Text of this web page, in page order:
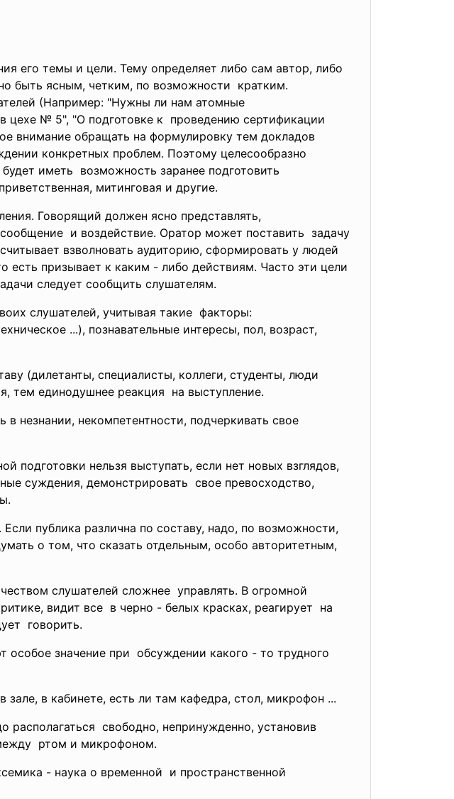
его темы и цели. Тему определяет либо сам автор, либо
быть ясным, четким, по возможности кратким.
(Например: "Нужны ли нам атомные
цехе № 5", "О подготовке к проведению сертификации
внимание обращать на формулировку тем докладов
конкретных проблем. Поэтому целесообразно
иметь возможность заранее подготовить
митинговая и другие.
Говорящий должен ясно представлять,
и воздействие. Оратор может поставить задачу
взволновать аудиторию, сформировать у людей
есть призывает к каким - либо действиям. Часто эти цели
следует сообщить слушателям.
слушателей, учитывая такие факторы:
...), познавательные интересы, пол, возраст,
(дилетанты, специалисты, коллеги, студенты, люди
тем единодушнее реакция на выступление.
незнании, некомпетентности, подчеркивать свое
подготовки нельзя выступать, если нет новых взглядов,
суждения, демонстрировать свое превосходство,
публика различна по составу, надо, по возможности,
о том, что сказать отдельным, особо авторитетным,
слушателей сложнее управлять. В огромной
видит все в черно - белых красках, реагирует на
говорить.
особое значение при обсуждении какого - то трудного
в кабинете, есть ли там кафедра, стол, микрофон ...
располагаться свободно, непринужденно, установив
ртом и микрофоном.
- наука о временной и пространственной